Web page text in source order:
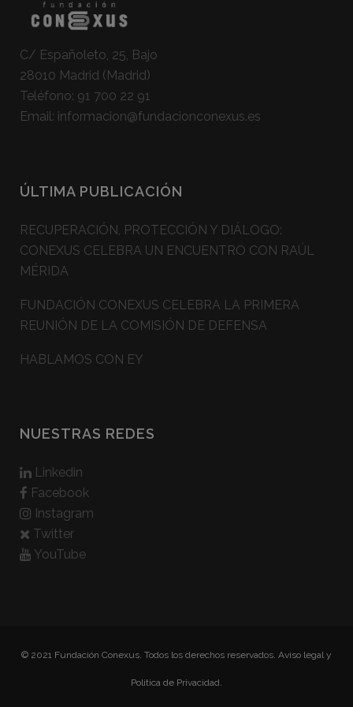
C/ Españoleto, 25, Bajo
28010 Madrid (Madrid)
Teléfono: 91 700 22 91
Email: informacion@fundacionconexus.es
ÚLTIMA PUBLICACIÓN
RECUPERACIÓN, PROTECCIÓN Y DIÁLOGO:
CONEXUS CELEBRA UN ENCUENTRO CON RAÚL
MÉRIDA
FUNDACIÓN CONEXUS CELEBRA LA PRIMERA
REUNIÓN DE LA COMISIÓN DE DEFENSA
HABLAMOS CON EY
NUESTRAS REDES
Linkedin
Facebook
Instagram
Twitter
YouTube
© 2021 Fundación Conexus. Todos los derechos reservados. Aviso legal y
Politica de Privacidad.